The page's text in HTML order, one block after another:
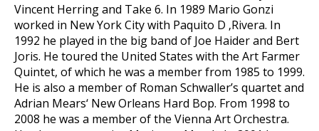
Vincent Herring and Take 6. In 1989 Mario Gonzi
worked in New York City with Paquito D ‚Rivera. In
1992 he played in the big band of Joe Haider and Bert
Joris. He toured the United States with the Art Farmer
Quintet, of which he was a member from 1985 to 1999.
He is also a member of Roman Schwaller’s quartet and
Adrian Mears‘ New Orleans Hard Bop. From 1998 to
2008 he was a member of the Vienna Art Orchestra.